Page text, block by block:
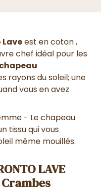
est en coton ,
chef idéal pour les
chapeau
rayons du soleil; une
vous en avez
- Le chapeau
tissu qui vous
même mouillés.
LAVE